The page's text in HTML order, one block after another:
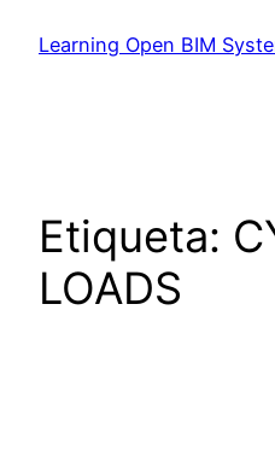
Learning Open BIM
Etiqueta:
LOADS